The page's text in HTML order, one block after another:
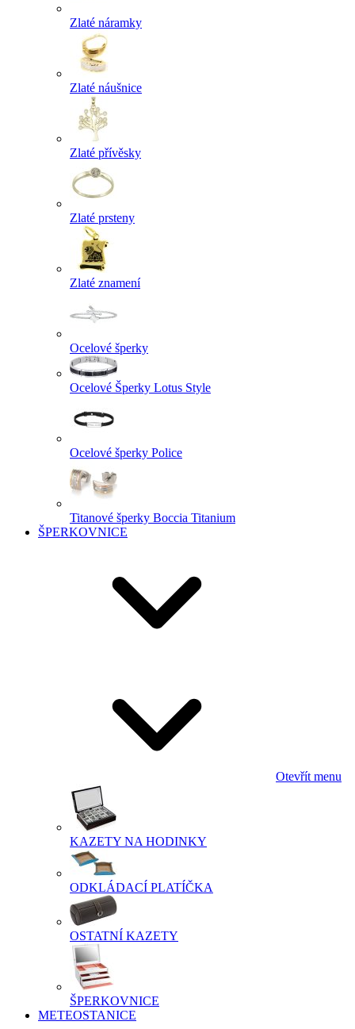
Zlaté náramky
Zlaté náušnice
Zlaté přívěsky
Zlaté prsteny
Zlaté znamení
Ocelové šperky
Ocelové Šperky Lotus Style
Ocelové šperky Police
Titanové šperky Boccia Titanium
ŠPERKOVNICE
Otevřít menu
KAZETY NA HODINKY
ODKLÁDACÍ PLATÍČKA
OSTATNÍ KAZETY
ŠPERKOVNICE
METEOSTANICE